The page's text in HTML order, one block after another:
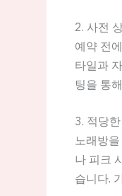
2. 사전
예약 전
타일과
팅을 통
3. 적당
노래방
나 피크
습니다.